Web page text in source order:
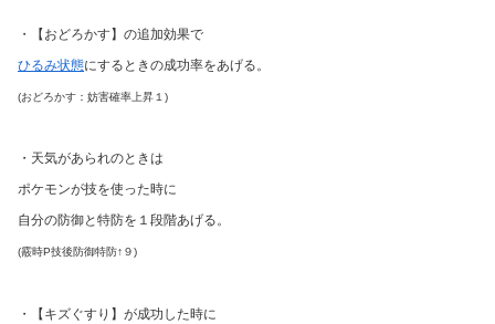
・【おどろかす】の追加効果で
ひるみ状態にするときの成功率をあげる。
(おどろかす：妨害確率上昇１)
・天気があられのときは
ポケモンが技を使った時に
自分の防御と特防を１段階あげる。
(霰時P技後防御特防↑９)
・【キズぐすり】が成功した時に